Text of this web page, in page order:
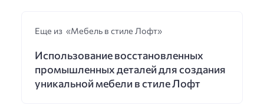
Еще из «Мебель в стиле Лофт»
Использование восстановленных
промышленных деталей для создания
уникальной мебели в стиле Лофт